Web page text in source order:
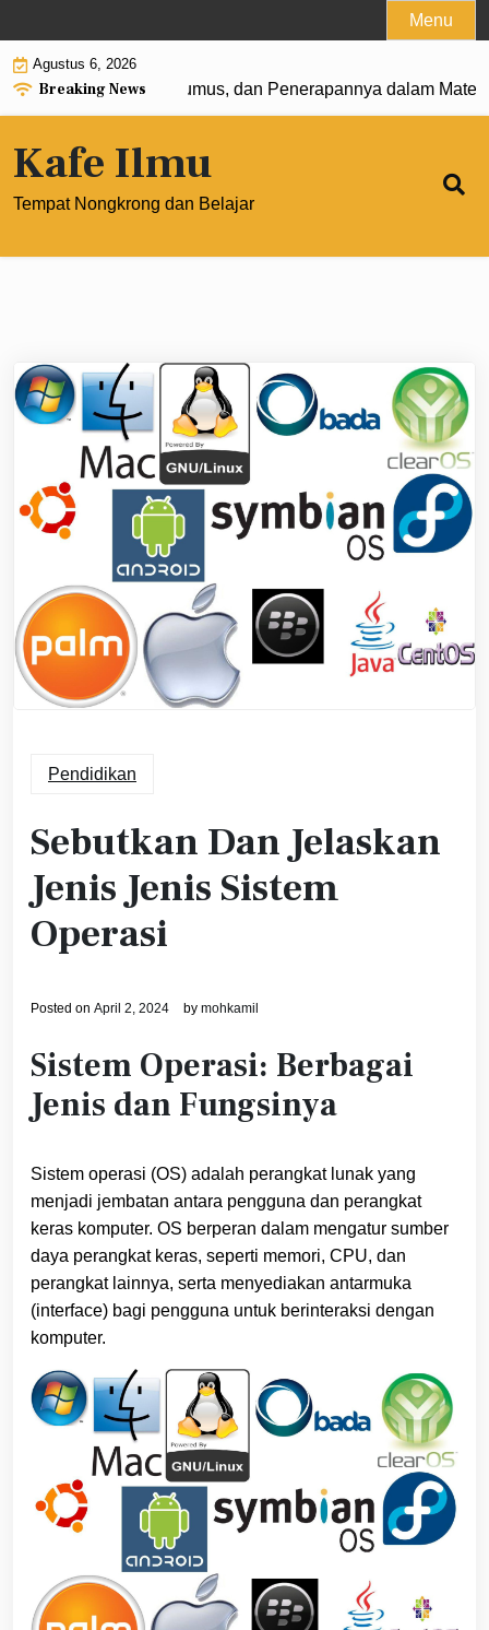
to
content
Menu
Agustus 6, 2026
Breaking News
0: Pengertian, Rumus, dan Penerapannya dalam
Kafe Ilmu
Tempat Nongkrong dan Belajar
Pendidikan
Sebutkan Dan Jelaskan
Jenis Jenis Sistem
Operasi
Posted on April 2, 2024 by mohkamil
Sistem Operasi: Berbagai
Jenis dan Fungsinya
Sistem operasi (OS) adalah perangkat lunak yang
menjadi jembatan antara pengguna dan perangkat
keras komputer. OS berperan dalam mengatur sumber
daya perangkat keras, seperti memori, CPU, dan
perangkat lainnya, serta menyediakan antarmuka
(interface) bagi pengguna untuk berinteraksi dengan
komputer.